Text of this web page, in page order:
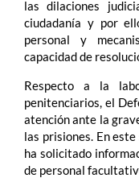
las dilaciones
ciudadanía y por
personal y
capacidad de
Respecto a la
penitenciarios, el
atención ante la
las prisiones. En
ha solicitado
de personal